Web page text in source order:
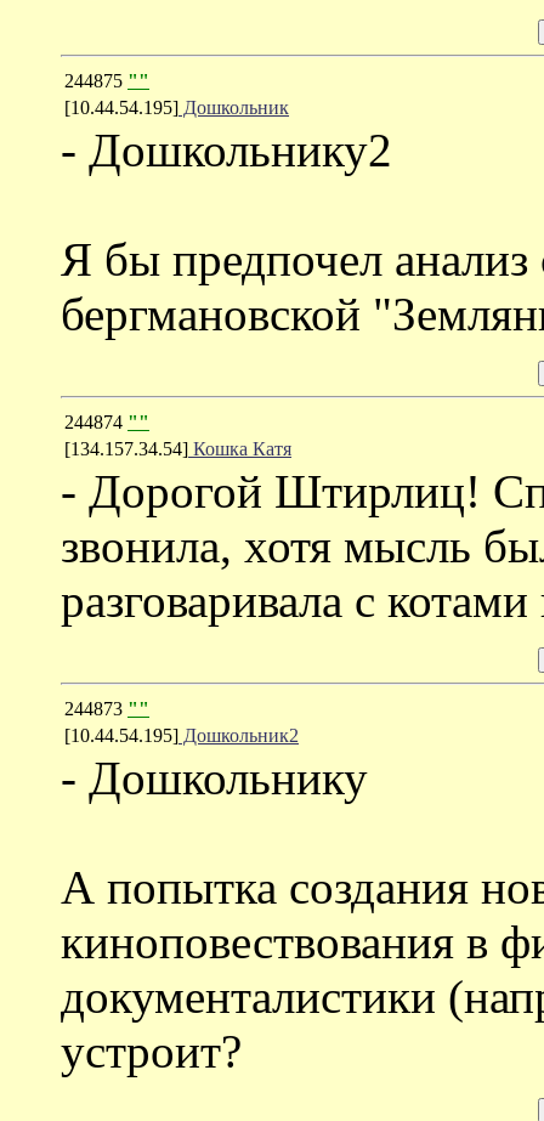
244875 ""
[10.44.54.195] Дошкольник
- Дошкольнику2
Я бы предпочел анализ
бергмановской
244874 ""
[134.157.34.54] Кошка Катя
- Дорогой Штирлиц!
звонила, хотя мысль
разговаривала с
244873 ""
[10.44.54.195] Дошкольник2
- Дошкольнику
А попытка создания
киноповествования в
документалистики
устроит?